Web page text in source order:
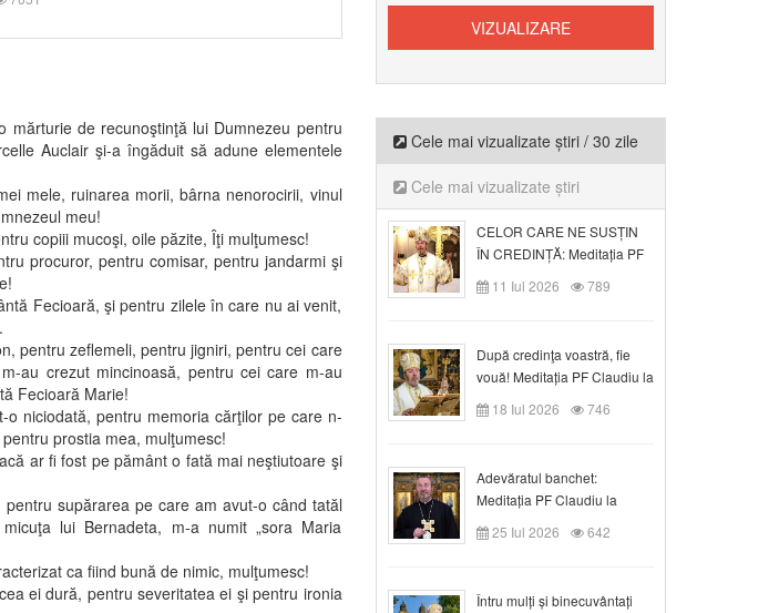
de recunoştinţă lui Dumnezeu pentru
Auclair şi-a îngăduit să adune elementele
mele, ruinarea morii, bârna nenorocirii, vinul
meu!
copiii mucoşi, oile păzite, Îţi mulţumesc!
procuror, pentru comisar, pentru jandarmi şi
Fecioară, şi pentru zilele în care nu ai venit,
pentru zeflemeli, pentru jigniri, pentru cei care
au crezut mincinoasă, pentru cei care m-au
Fecioară Marie!
niciodată, pentru memoria cărţilor pe care n-
prostia mea, mulţumesc!
ar fi fost pe pământ o fată mai neştiutoare şi
supărarea pe care am avut-o când tatăl
lui Bernadeta, m-a numit „sora Maria
ca fiind bună de nimic, mulţumesc!
ei dură, pentru severitatea ei şi pentru ironia
Cele mai vizualizate știri / 30 zile
Cele mai vizualizate știri
CELOR CARE NE SUSȚIN
ÎN CREDINȚĂ: Meditația PF
Claudiu la Duminica a VI-a
după Rusalii
11 Iul 2026 789
După credinţa voastră, fie
vouă! Meditația PF Claudiu la
duminica a VII-a după Rusalii
18 Iul 2026 746
Adevăratul banchet:
Meditația PF Claudiu la
Duminica a VIII-a după
Rusalii
25 Iul 2026 642
Întru mulți și binecuvântați